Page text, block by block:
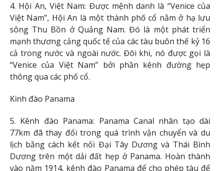
4. Hội An, Việt Nam: Được mệnh danh là “Venice của
Việt Nam”, Hội An là một thành phố cổ nằm ở hạ lưu
sông Thu Bồn ở Quảng Nam. Đó là một phát triển
mạnh thương cảng quốc tế của các tàu buôn thế kỷ 16
cả trong nước và ngoài nước. Đôi khi, nó được gọi là
“Venice của Việt Nam” bởi phần kênh đường hẹp
thông qua các phố cổ.
Kinh đào Panama
5. Kênh đào Panama: Panama Canal nhân tạo dài
77km đã thay đổi trong quá trình vận chuyển và du
lịch bằng cách kết nối Đại Tây Dương và Thái Bình
Dương trên một dải đất hẹp ở Panama. Hoàn thành
vào năm 1914, kênh đào Panama để cho phép tàu để